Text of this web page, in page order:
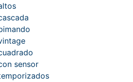
sensor